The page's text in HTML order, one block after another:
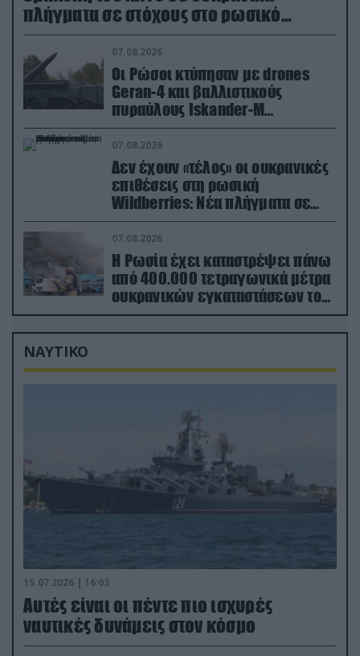
πλήγματα σε στόχους στο ρωσικό
έδαφος!
07.08.2026
Οι Ρώσοι κτύπησαν με drones
Geran-4 και βαλλιστικούς
πυραύλους Iskander-M
ουκρανικό τρένο με στρατιωτικό
εξοπλισμό
07.08.2026
Δεν έχουν «τέλος» οι ουκρανικές
επιθέσεις στη ρωσική
Wildberries: Νέα πλήγματα σε
εγκαταστάσεις στα Ουράλια
07.08.2026
Η Ρωσία έχει καταστρέψει πάνω
από 400.000 τετραγωνικά μέτρα
ουκρανικών εγκαταστάσεων τον
Ιούλιο
ΝΑΥΤΙΚΟ
15.07.2026 | 16:03
Aυτές είναι οι πέντε πιο ισχυρές
ναυτικές δυνάμεις στον κόσμο